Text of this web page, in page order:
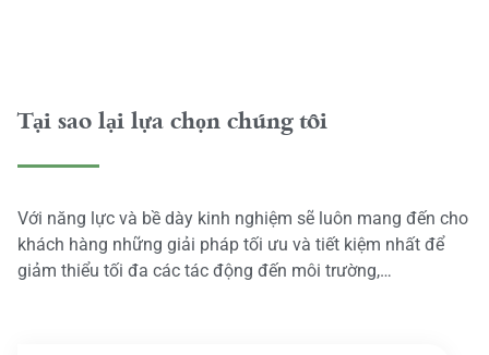
Tại sao lại lựa chọn chúng tôi
Với năng lực và bề dày kinh nghiệm sẽ luôn mang đến cho
khách hàng những giải pháp tối ưu và tiết kiệm nhất để
giảm thiểu tối đa các tác động đến môi trường,…